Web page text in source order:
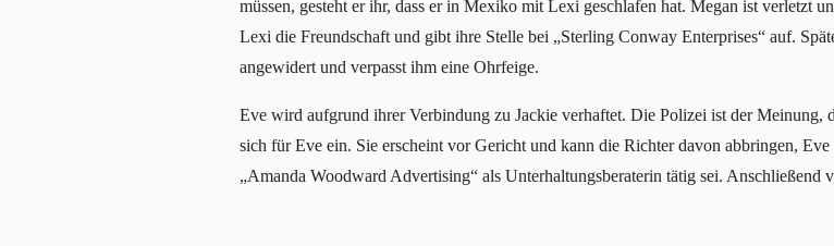
müssen, gesteht er ihr, dass er in Mexiko mit Lexi geschlafen hat. Megan ist verletzt
Lexi die Freundschaft und gibt ihre Stelle bei „Sterling Conway Enterprises“ auf.
angewidert und verpasst ihm eine Ohrfeige.
Eve wird aufgrund ihrer Verbindung zu Jackie verhaftet. Die Polizei ist der Meinung,
sich für Eve ein. Sie erscheint vor Gericht und kann die Richter davon abbringen, Eve
„Amanda Woodward Advertising“ als Unterhaltungsberaterin tätig sei. Anschließend